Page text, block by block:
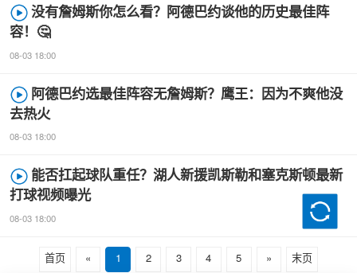
没有詹姆斯你怎么看？阿德巴约谈他的历史最佳阵
容！🤔
08-03 18:00
阿德巴约选最佳阵容无詹姆斯？鹰王：因为不爽他没
去热火
08-03 18:00
能否扛起球队重任？湖人新援凯斯勒和塞克斯顿最新
打球视频曝光
08-03 18:00
首页 « 1 2 3 4 5 » 末页